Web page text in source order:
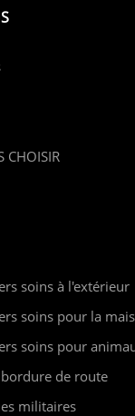
CHOISIR
soins à l'extérieur
soins pour la
soins pour
de route
militaires